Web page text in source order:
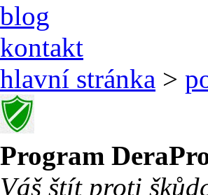
blog
kontakt
hlavní stránka >
Program
Váš štít proti